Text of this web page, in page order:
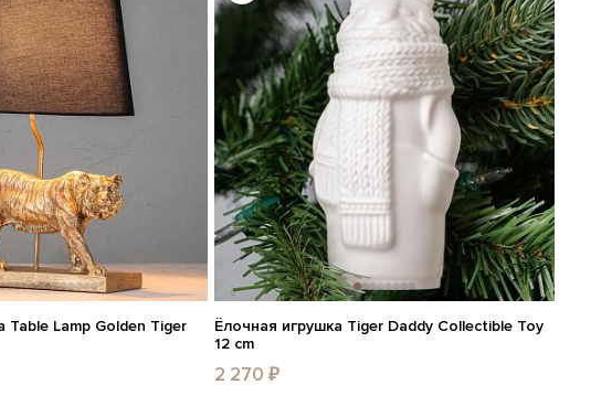
Table Lamp Golden Tiger
Ёлочная игрушка Tiger Daddy Collectible Toy
12 cm
2 270 ₽